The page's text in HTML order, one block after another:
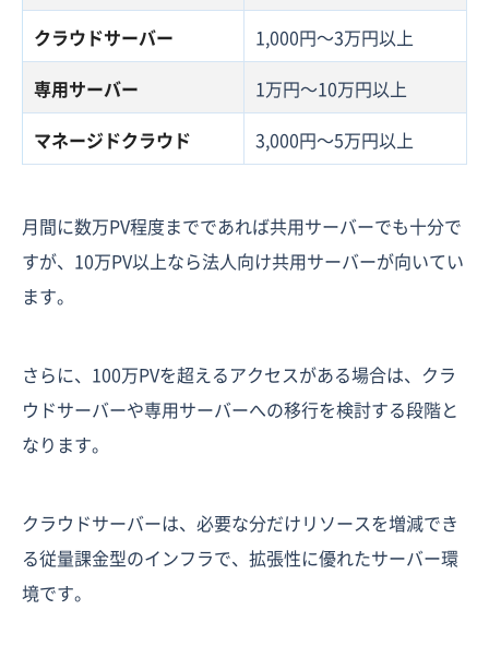
クラウドサーバー
1,000円〜3万円以上
専用サーバー
1万円〜10万円以上
マネージドクラウド
3,000円〜5万円以上
月間に数万PV程度までであれば共用サーバーでも十分で
すが、10万PV以上なら法人向け共用サーバーが向いてい
ます。
さらに、100万PVを超えるアクセスがある場合は、クラ
ウドサーバーや専用サーバーへの移行を検討する段階と
なります。
クラウドサーバーは、必要な分だけリソースを増減でき
る従量課金型のインフラで、拡張性に優れたサーバー環
境です。